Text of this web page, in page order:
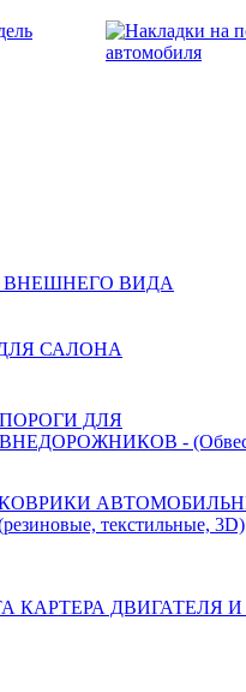
ВНЕШНЕГО ВИДА
САЛОНА
ПОРОГИ ДЛЯ
ВНЕДОРОЖНИКОВ -
текстильные, 3D)
КАРТЕРА ДВИГАТЕЛЯ